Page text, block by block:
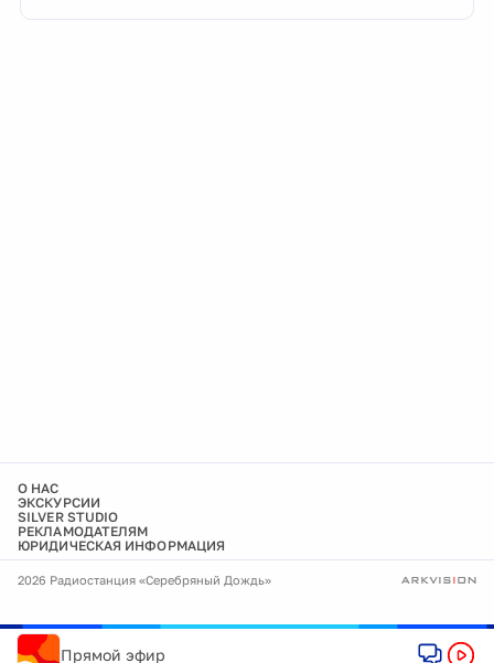
О НАС
ЭКСКУРСИИ
SILVER STUDIO
РЕКЛАМОДАТЕЛЯМ
ЮРИДИЧЕСКАЯ ИНФОРМАЦИЯ
2026 Радиостанция «Серебряный Дождь»
Прямой эфир